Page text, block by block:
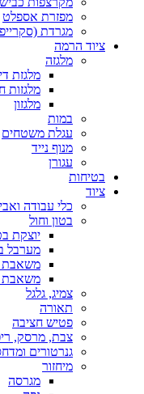
מפזרת אספלט
מגרדת
ציוד הרמה
מלגזה
מלגזת
מלגזות
מלגזון
במות
עגלת משטחים
מנוף נייד
עגורן
בטיחות
ציוד
כלי עבודה
בטון וחול
יוצקת
מערבל
משאבת
משאבת
צמיג, גלגל
תאורה
פטיש חציבה
צבת, מרסק,
גנרטורים
מיחזור
מגרסה